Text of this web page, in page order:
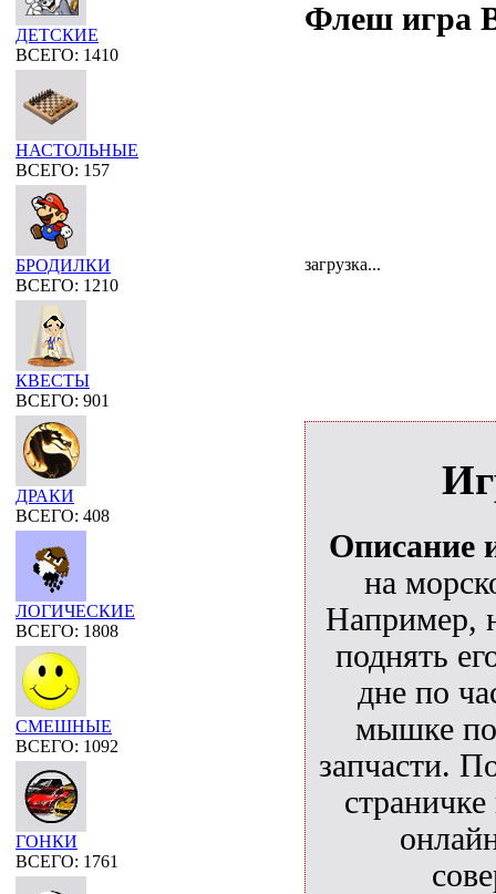
ДЕТСКИЕ
ВСЕГО: 1410
НАСТОЛЬНЫЕ
ВСЕГО: 157
БРОДИЛКИ
ВСЕГО: 1210
КВЕСТЫ
ВСЕГО: 901
ДРАКИ
ВСЕГО: 408
ЛОГИЧЕСКИЕ
ВСЕГО: 1808
СМЕШНЫЕ
ВСЕГО: 1092
ГОНКИ
ВСЕГО: 1761
Флеш игра
загрузка...
Описание
на
Например,
поднять
дне по
мышке по
запчасти.